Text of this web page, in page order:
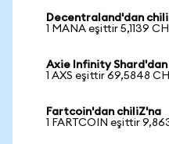
Decentraland'dan
1 MANA eşittir 5,1139
Axie Infinity
1 AXS eşittir 69,5848
Fartcoin'dan chiliZ'na
1 FARTCOIN eşittir